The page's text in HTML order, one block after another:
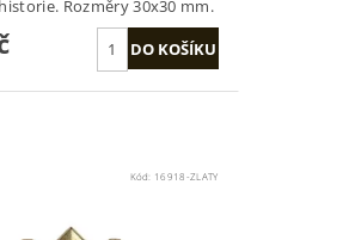
Rozměry 30x30 mm.
Kód: 16918-ZLATY